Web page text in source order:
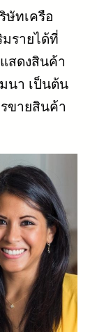
ษัทเครือ
รายได้ที่
สดงสินค้า
นา เป็นต้น
ขายสินค้า